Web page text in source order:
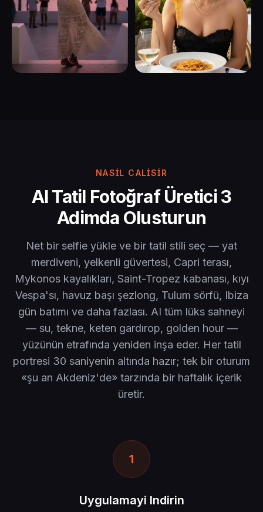
NASIL CALISIR
AI Tatil Fotoğraf Üretici 3
Adimda Olusturun
Net bir selfie yükle ve bir tatil stili seç — yat
merdiveni, yelkenli güvertesi, Capri terası,
Mykonos kayalıkları, Saint-Tropez kabanası, kıyı
Vespa'sı, havuz başı şezlong, Tulum sörfü, Ibiza
gün batımı ve daha fazlası. AI tüm lüks sahneyi
— su, tekne, keten gardırop, golden hour —
yüzünün etrafında yeniden inşa eder. Her tatil
portresi 30 saniyenin altında hazır; tek bir oturum
«şu an Akdeniz'de» tarzında bir haftalık içerik
üretir.
1
Uygulamayi Indirin